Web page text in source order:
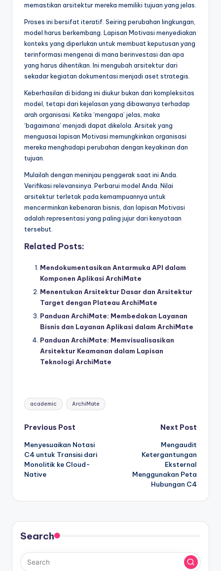
memastikan arsitektur mereka memiliki tujuan yang jelas.
Proses ini bersifat iteratif. Seiring perubahan lingkungan,
model harus berkembang. Lapisan Motivasi menyediakan
konteks yang diperlukan untuk membuat keputusan yang
terinformasi mengenai di mana berinvestasi dan apa
yang harus dihentikan. Ini mengubah arsitektur dari
sekadar kegiatan dokumentasi menjadi aset strategis.
Keberhasilan di bidang ini diukur bukan dari kompleksitas
model, tetapi dari kejelasan yang dibawanya terhadap
arah organisasi. Ketika ‘mengapa’ jelas, maka
‘bagaimana’ menjadi dapat dikelola. Arsitek yang
menguasai lapisan Motivasi memungkinkan organisasi
mereka menghadapi perubahan dengan keyakinan dan
tujuan.
Mulailah dengan meninjau penggerak saat ini Anda.
Verifikasi relevansinya. Perbarui model Anda. Nilai
arsitektur terletak pada kemampuannya untuk
mencerminkan kebenaran bisnis, dan lapisan Motivasi
adalah representasi yang paling jujur dari kenyataan
tersebut.
Related Posts:
Mendokumentasikan Antarmuka API dalam
Komponen Aplikasi ArchiMate
Menentukan Arsitektur Dasar dan Arsitektur
Target dengan Plateau ArchiMate
Panduan ArchiMate: Membedakan Layanan
Bisnis dan Layanan Aplikasi dalam ArchiMate
Panduan ArchiMate: Memvisualisasikan
Arsitektur Keamanan dalam Lapisan
Teknologi ArchiMate
Tags:
academic ArchiMate
Post
navigation
Previous Post
Menyesuaikan Notasi
C4 untuk Transisi dari
Monolitik ke Cloud-
Native
Next Post
Mengaudit
Ketergantungan
Eksternal
Menggunakan Peta
Hubungan C4
Search